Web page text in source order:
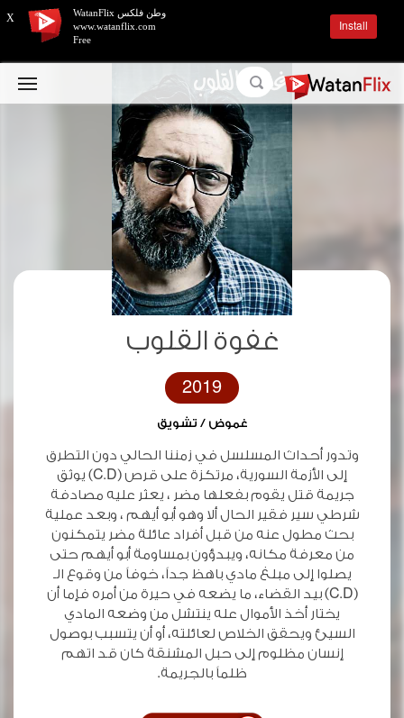
غفوة القلوب
2019
غموض / تشويق
وتدور أحداث المسلسل في زمننا الحالي دون التطرق
إلى الأزمة السورية، مرتكزة على قرص (C.D) يوثق
جريمة قتل يقوم بفعلها مضر ، يعثر عليه مصادفة
شرطي سير فقير الحال ألا وهو أبو أيهم ، وبعد عملية
بحث مطول عنه من قبل أفراد عائلة مضر يتمكنون
من معرفة مكانه، ويبدؤون بمساومة أبو أيهم حتى
يصلوا إلى مبلغ مادي باهظ جداً، خوفاً من وقوع الـ
(C.D) بيد القضاء، ما يضعه في حيرة من أمره فإما أن
يختار أخذ الأموال عله ينتشل من وضعه المادي
السيئ ويحقق الخلاص لعائلته، أو أن يتسبب بوصول
إنسان مظلوم إلى حبل المشنقة كان قد اتهم
ظلماً بالجريمة.
X
وطن فلكس WatanFlix
www.watanflix.com
Free
Install